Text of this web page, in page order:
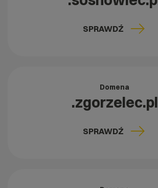
SPRAWDŹ
Domena
.zgorzelec.pl
SPRAWDŹ